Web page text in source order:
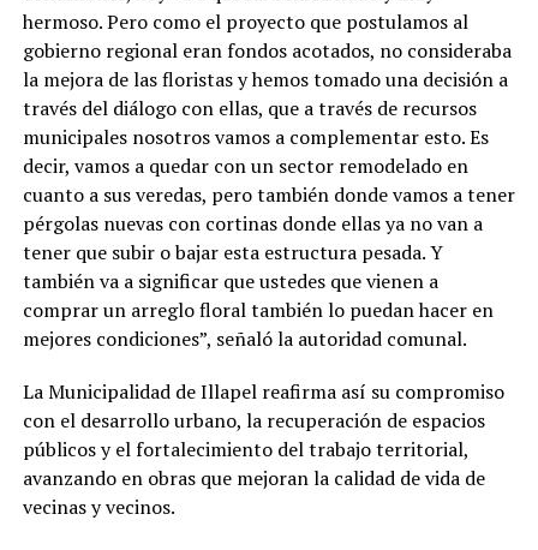
hermoso. Pero como el proyecto que postulamos al
gobierno regional eran fondos acotados, no consideraba
la mejora de las floristas y hemos tomado una decisión a
través del diálogo con ellas, que a través de recursos
municipales nosotros vamos a complementar esto. Es
decir, vamos a quedar con un sector remodelado en
cuanto a sus veredas, pero también donde vamos a tener
pérgolas nuevas con cortinas donde ellas ya no van a
tener que subir o bajar esta estructura pesada. Y
también va a significar que ustedes que vienen a
comprar un arreglo floral también lo puedan hacer en
mejores condiciones”, señaló la autoridad comunal.
La Municipalidad de Illapel reafirma así su compromiso
con el desarrollo urbano, la recuperación de espacios
públicos y el fortalecimiento del trabajo territorial,
avanzando en obras que mejoran la calidad de vida de
vecinas y vecinos.